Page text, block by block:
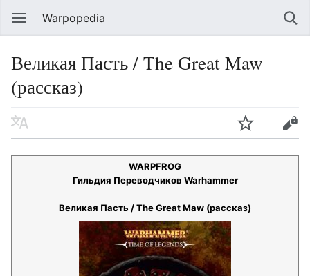
Warpopedia
Великая Пасть / The Great Maw
(рассказ)
WARPFROG
Гильдия Переводчиков Warhammer
Великая Пасть / The Great Maw (рассказ)